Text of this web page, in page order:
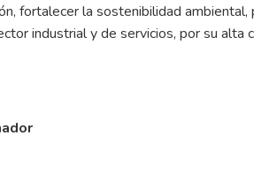
fortalecer la sostenibilidad ambiental,
industrial y de servicios, por su alta